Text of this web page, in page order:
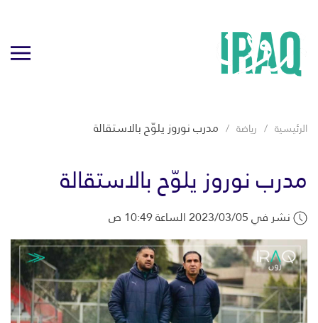
الرئيسية رياضة مدرب نوروز يلوّح بالاستقالة
مدرب نوروز يلوّح بالاستقالة
نشر في 2023/03/05 الساعة 10:49 ص